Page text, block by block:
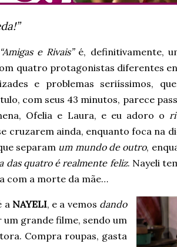
“Amigas e Rivais”é, definitivamente,
quatro protagonistas diferentes
e problemas seriíssimos,
com seus 43 minutos, parece
Ofelia e Laura, e eu adoro o
cruzarem ainda, enquanto foca na
separam um mundo de outro,
das quatro é realmente feliz. Nayeli
com a morte da mãe…
a NAYELI, e a vemos dando
grande filme, sendo um
Compra roupas, gasta